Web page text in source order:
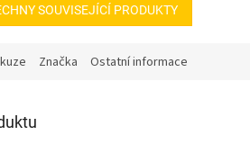
SOUVISEJÍCÍ PRODUKTY
Značka Ostatní informace